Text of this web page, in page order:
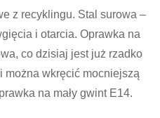
z recyklingu. Stal surowa –
i otarcia. Oprawka na
co dzisiaj jest już rzadko
można wkręcić mocniejszą
na mały gwint E14.